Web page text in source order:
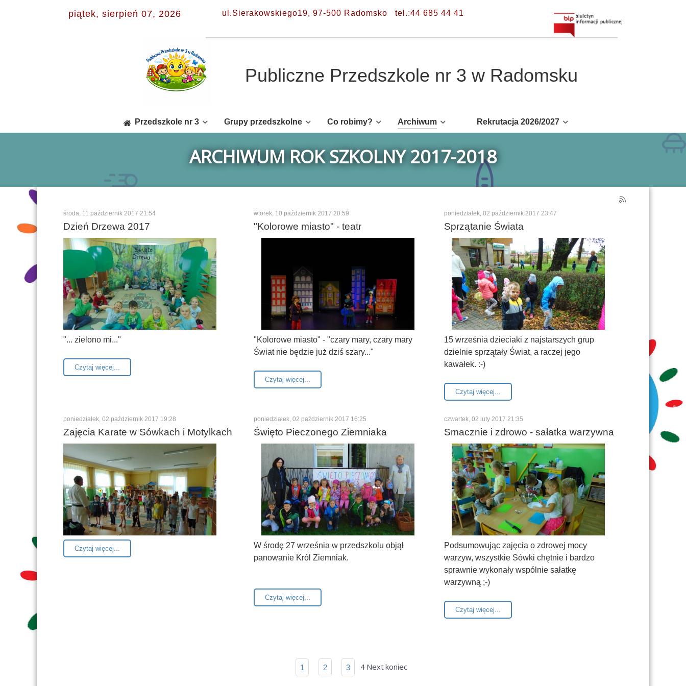
piątek, sierpień 07, 2026 ul.Sierakowskiego19, 97-500 Radomsko tel.:44 685 44 41
Publiczne Przedszkole nr 3 w Radomsku
Przedszkole nr 3 Grupy przedszkolne Co robimy? Archiwum Rekrutacja 2026/2027
ARCHIWUM ROK SZKOLNY 2017-2018
środa, 11 październik 2017 21:54
Dzień Drzewa 2017
"... zielono mi..."
Czytaj więcej...
wtorek, 10 październik 2017 20:59
"Kolorowe miasto" - teatr
"Kolorowe miasto" - "czary mary, czary mary
Świat nie będzie już dziś szary..."
Czytaj więcej...
poniedziałek, 02 październik 2017 23:47
Sprzątanie Świata
15 września dzieciaki z najstarszych grup
dzielnie sprzątały Świat, a raczej jego
kawałek. :-)
Czytaj więcej...
poniedziałek, 02 październik 2017 19:28
Zajęcia Karate w Sówkach i Motylkach
Czytaj więcej...
poniedziałek, 02 październik 2017 16:25
Święto Pieczonego Ziemniaka
W środę 27 września w przedszkolu objął
panowanie Król Ziemniak.
Czytaj więcej...
czwartek, 02 luty 2017 21:35
Smacznie i zdrowo - sałatka warzywna
Podsumowując zajęcia o zdrowej mocy
warzyw, wszystkie Sówki chętnie i bardzo
sprawnie wykonały wspólnie sałatkę
warzywną ;-)
Czytaj więcej...
1 2 3 4 Nextkoniec